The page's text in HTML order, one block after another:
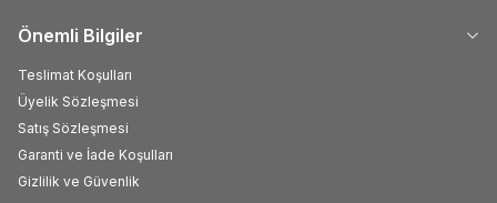
Önemli Bilgiler
Teslimat Koşulları
Üyelik Sözleşmesi
Satış Sözleşmesi
Garanti ve İade Koşulları
Gizlilik ve Güvenlik